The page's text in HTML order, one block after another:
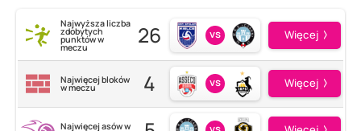
Najwyższa liczba
zdobytych
punktów w
meczu 26 vs Więcej
Najwięcej bloków
w meczu 4 vs Więcej
Najwięcej asów w